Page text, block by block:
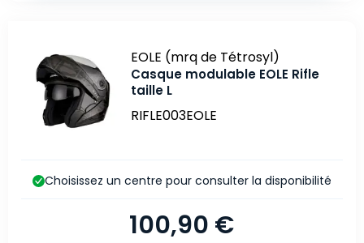
Marque
EOLE (mrq de Tétrosyl)
Casque modulable EOLE Rifle
taille L
RIFLE003EOLE
100,90 €
Choisissez un centre pour consulter la disponibilité